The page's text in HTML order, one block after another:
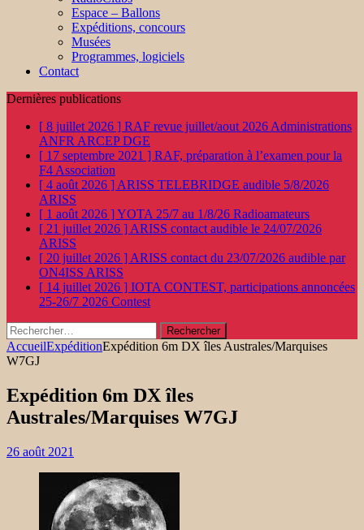
Espace – Ballons
Expéditions, concours
Musées
Programmes, logiciels
Contact
Dernières publications
[ 8 juillet 2026 ] RAF revue juillet/aout 2026 Administrations
ANFR ARCEP DGE
[ 17 septembre 2021 ] RAF, préparation à l’examen pour la
F4 Association
[ 4 août 2026 ] ARISS TELEBRIDGE audible 5/8/2026
ARISS
[ 1 août 2026 ]YOTA 25/7 au 1/8/26 Radioamateurs
[ 21 juillet 2026 ] ARISS contact audible le 24/07/2026
ARISS
[ 20 juillet 2026 ] ARISS contact du 23/07/2026 audible par
ON4ISS ARISS
[ 14 juillet 2026 ] IOTA CONTEST, participations annoncées
25-26/7 2026 Contest
Rechercher :
AccueilExpéditionExpédition 6m DX îles Australes/Marquises
W7GJ
Expédition 6m DX îles
Australes/Marquises W7GJ
26 août 2021